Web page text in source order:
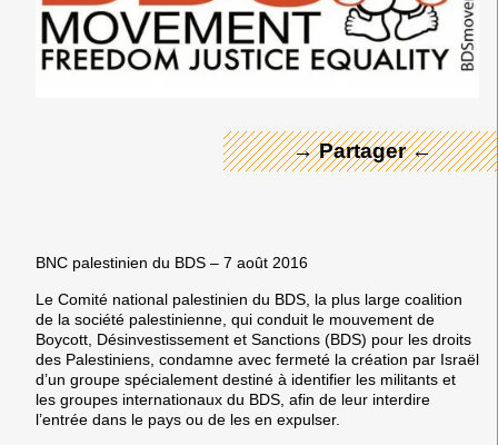
→ Partager ←
← Merci ! →
BNC palestinien du BDS – 7 août 2016
Le Comité national palestinien du BDS, la plus large coalition
de la société palestinienne, qui conduit le mouvement de
Boycott, Désinvestissement et Sanctions (BDS) pour les droits
des Palestiniens, condamne avec fermeté la création par Israël
d’un groupe spécialement destiné à identifier les militants et
les groupes internationaux du BDS, afin de leur interdire
l’entrée dans le pays ou de les en expulser.